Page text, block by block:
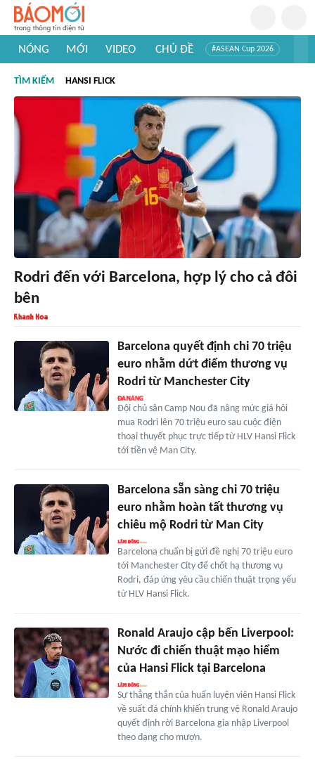
NÓNG MỚI VIDEO CHỦ ĐỀ #ASEAN Cup 2026
#Khám phá thế giới
TÌM KIẾM HANSI FLICK
Rodri đến với Barcelona, hợp lý cho cả đôi
bên
Barcelona quyết định chi 70 triệu
euro nhằm dứt điểm thương vụ
Rodri từ Manchester City
Đội chủ sân Camp Nou đã nâng mức giá hỏi
mua Rodri lên 70 triệu euro sau cuộc điện
thoại thuyết phục trực tiếp từ HLV Hansi Flick
tới tiền vệ Man City.
Barcelona sẵn sàng chi 70 triệu
euro nhằm hoàn tất thương vụ
chiêu mộ Rodri từ Man City
Barcelona chuẩn bị gửi đề nghị 70 triệu euro
tới Manchester City để chốt hạ thương vụ
Rodri, đáp ứng yêu cầu chiến thuật trọng yếu
từ HLV Hansi Flick.
Ronald Araujo cập bến Liverpool:
Nước đi chiến thuật mạo hiểm
của Hansi Flick tại Barcelona
Sự thẳng thắn của huấn luyện viên Hansi Flick
về suất đá chính khiến trung vệ Ronald Araujo
quyết định rời Barcelona gia nhập Liverpool
theo dạng cho mượn.